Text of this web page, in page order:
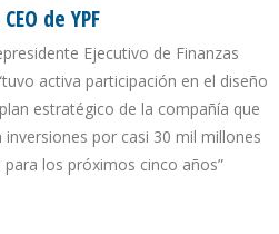
de YPF
Ejecutivo de Finanzas
activa participación en el diseño
estratégico de la compañía que
inversiones por casi 30 mil millones
para los próximos cinco años”